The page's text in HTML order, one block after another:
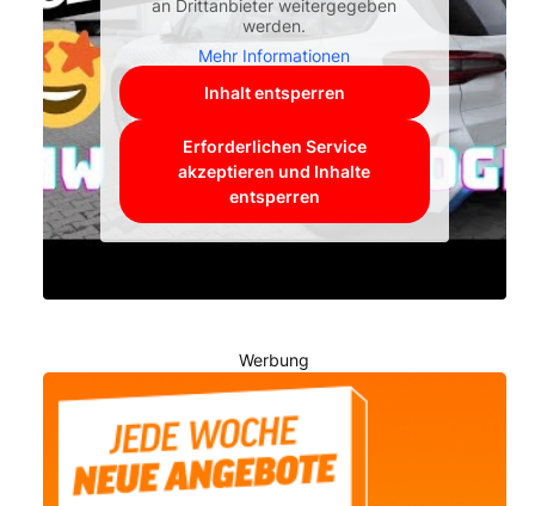
an Drittanbieter weitergegeben
werden.
Mehr Informationen
Inhalt entsperren
Erforderlichen Service
akzeptieren und Inhalte
entsperren
Werbung